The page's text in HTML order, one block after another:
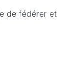
fédérer